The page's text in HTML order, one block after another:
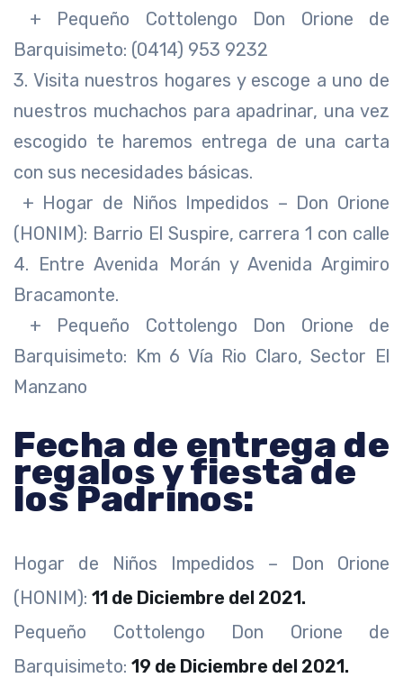
+ Pequeño Cottolengo Don Orione de
Barquisimeto: (0414) 953 9232
3. Visita nuestros hogares y escoge a uno de
nuestros muchachos para apadrinar, una vez
escogido te haremos entrega de una carta
con sus necesidades básicas.
+ Hogar de Niños Impedidos – Don Orione
(HONIM): Barrio El Suspire, carrera 1 con calle
4. Entre Avenida Morán y Avenida Argimiro
Bracamonte.
+ Pequeño Cottolengo Don Orione de
Barquisimeto: Km 6 Vía Rio Claro, Sector El
Manzano
Fecha de entrega de
regalos y fiesta de
los Padrinos:
Hogar de Niños Impedidos – Don Orione
(HONIM): 11 de Diciembre del 2021.
Pequeño Cottolengo Don Orione de
Barquisimeto: 19 de Diciembre del 2021.